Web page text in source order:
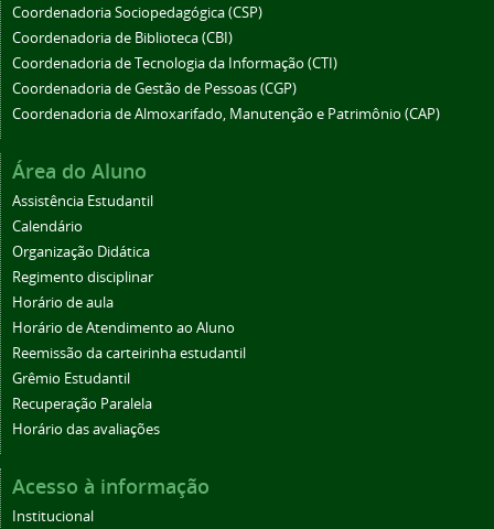
Coordenadoria Sociopedagógica (CSP)
Coordenadoria de Biblioteca (CBI)
Coordenadoria de Tecnologia da Informação (CTI)
Coordenadoria de Gestão de Pessoas (CGP)
Coordenadoria de Almoxarifado, Manutenção e Patrimônio (CAP)
Área do Aluno
Assistência Estudantil
Calendário
Organização Didática
Regimento disciplinar
Horário de aula
Horário de Atendimento ao Aluno
Reemissão da carteirinha estudantil
Grêmio Estudantil
Recuperação Paralela
Horário das avaliações
Acesso à informação
Institucional